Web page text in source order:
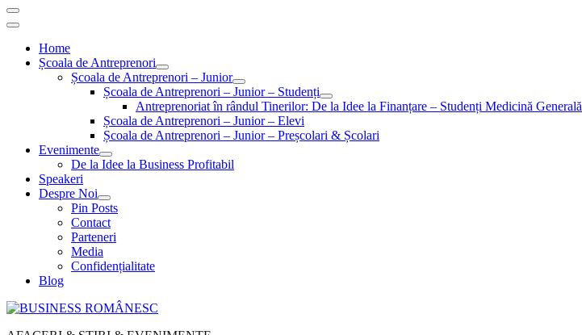
Home
Școala de Antreprenori
Școala de Antreprenori – Junior
Școala de Antreprenori – Junior – Studenți
Antreprenoriat în rândul Tinerilor: De la Idee la Finanțare – Studenți Medicină Generală
Școala de Antreprenori – Junior – Elevi
Școala de Antreprenori – Junior – Preșcolari & Școlari
Evenimente
De la Idee la Business Profitabil
Speakeri
Despre Noi
Pin Posts
Contact
Parteneri
Media
Confidențialitate
Blog